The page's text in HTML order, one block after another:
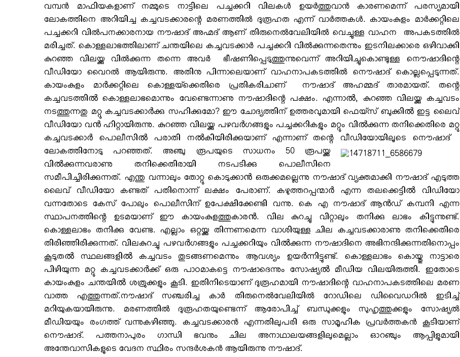
വമ്പന്‍ മാഫിയകളാണ് നമ്മുടെ നാട്ടിലെ പച്ചക്കറി വിലകള്‍ ഉയര്‍ത്തുവാന്‍ കാരണമെന്ന് പരസ്യമായി
ലോകത്തിനെ അറിയിച്ച കച്ചവടക്കാരന്റെ മരണത്തില്‍ ദുരൂഹത എന്ന് വാര്‍ത്തകള്‍. കായംകുളം മാര്‍ക്കറ്റിലെ
പച്ചക്കറി വില്‍പനക്കാരനായ നൗഷാദ് അഹ്മദ് ആണ് തിരുനെല്‍വേലിയില്‍ വെച്ചുള്ള വാഹന അപകടത്തില്‍
മരിച്ചത്. കൊള്ളലാഭത്തിലാണ് ചന്തയിലെ കച്ചവടക്കാര്‍ പച്ചക്കറി വില്‍ക്കുന്നതെന്നും ഇടനിലക്കാരെ ഒഴിവാക്കി
കുറഞ്ഞ വിലയ്ക്കു വില്‍ക്കുന്ന തന്നെ അവര്‍ ഭീഷണിപ്പെടുത്തുന്നുവെന്ന് അറിയിച്ചുകൊണ്ടുള്ള നൌഷാദിന്റെ
വീഡിയോ വൈറല്‍ ആയിരുന്നു. അതിനു പിന്നാലെയാണ് വാഹനാപകടത്തില്‍ നൌഷാദ് കൊല്ലപ്പെടുന്നത്.
കായംകുളം മാർക്കറ്റിലെ കൊള്ളയ്‌ക്കെതിരെ പ്രതികരിചാണ് നൗഷാദ് അഹമ്മദ് താരമായത്. തന്റെ
കച്ചവടത്തിൽ കൊള്ളലാഭമൊന്നും വേണ്ടെന്നാണു നൗഷാദിന്റെ പക്ഷം. എന്നാൽ, കുറഞ്ഞ വിലയ്ക്കു കച്ചവടം
നടത്തുന്നതു മറ്റു കച്ചവടക്കാർക്കു സഹിക്കുമോ? ഈ ചോദ്യത്തിന് ഉത്തരവുമായി ഫെയ്‌സ് ബുക്കിൽ ഇട്ട ലൈവ്
വീഡിയോ വൻ ഹിറ്റായിരുന്നു. കുറഞ്ഞ വിലയ്ക്കു പഴവർഗങ്ങളും പച്ചക്കറികളും മറ്റും വിൽക്കുന്ന തനിക്കെതിരെ മറ്റു
കച്ചവടക്കാർ പൊലീസിൽ പരാതി നൽകിയിരിക്കുയാണ് എന്നാണ് തന്റെ വീഡിയോയിലൂടെ നൌഷാദ്
ലോകത്തിനോടു പറഞ്ഞത്.അഞ്ചു രൂപയുടെ സാധനം 50 രൂപയ്ക്കു
വിൽക്കുന്നവരാണു തനിക്കെതിരായി നടപടിക്കു പൊലീസിനെ
സമീപിച്ചിരിക്കുന്നത്. എന്തു വന്നാലും തോറ്റു കൊടുക്കാൻ ഒരുക്കമല്ലെന്നു നൗഷാദ് വ്യക്തമാക്കി നൗഷാദ് എടുത്ത
ലൈവ് വീഡിയോ കണ്ടത് പതിനൊന്ന് ലക്ഷം പേരാണ്. കഴുത്തറപ്പന്മാർ എന്ന തലക്കെട്ടിൽ വിഡിയോ
വന്നതോടെ കേസ് പോലും പൊലീസിന് ഉപേക്ഷിക്കേണ്ടി വന്നു. കെ എ നൗഷാദ് ആൻഡ് കമ്പനി എന്ന
സ്ഥാപനത്തിന്റെ ഉടമയാണ് ഈ കായംകുളത്തുകാരൻ. വില കുറച്ചു വിറ്റാലും തനിക്കു ലാഭം കിട്ടുന്നുണ്ട്.
കൊള്ളലാഭം തനിക്കു വേണ്ട. എല്ലാം ഒറ്റയ്ക്കു തിന്നണമെന്ന വാശിയുള്ള ചില കച്ചവടക്കാരാണു തനിക്കെതിരെ
തിരിഞ്ഞിരിക്കുന്നത്. വിലകുറച്ചു പഴവർഗങ്ങളും പച്ചക്കറിയും വിൽക്കുന്ന നൗഷാദിനെ അഭിനന്ദിക്കുന്നതിനൊപ്പം
കൂടുതൽ സ്ഥലങ്ങളിൽ കച്ചവടം തുടങ്ങണമെന്നും ആവശ്യം ഉയർന്നിട്ടുണ്ട്. കൊള്ളലാഭം കൊയ്തു നാട്ടാരെ
പിഴിയുന്ന മറ്റു കച്ചവടക്കാർക്ക് ഒരു പാഠമാകട്ടെ നൗഷാദെന്നും സോഷ്യൽ മീഡിയ വിലയിരുത്തി. ഇതോടെ
കായംകുളം ചന്തയിൽ ശത്രുക്കളും കൂടി. ഇതിനിടെയാണ് ദുരൂഹമായി നൗഷാദിന്റെ വാഹനാപകടത്തിലെ മരണ
വാത്ത എത്തുന്നത്.നൗഷാദ് സഞ്ചരിച്ച കാര്‍ തിരുനെല്‍വേലിയില്‍ റോഡിലെ ഡിവൈഡറില്‍ ഇടിച്ച്
മറിയുകയായിരുന്നു. മരണത്തില്‍ ദുരൂഹതയുണ്ടെന്ന് ആരോപിച്ച് ബന്ധുക്കളും സുഹൃത്തുക്കളും സോഷ്യല്‍
മീഡിയയും രംഗത്ത് വന്നുകഴിഞ്ഞു. കച്ചവടക്കാരന്‍ എന്നതിലുപരി ഒരു സാമൂഹിക പ്രവര്‍ത്തകന്‍ കൂടിയാണ്
നൌഷാദ്. പത്തനാപുരം ഗാന്ധി ഭവനും ചില അനാഥാലയങ്ങളിലുമെല്ലാം ഓറഞ്ചും ആപ്പിളുമായി
അന്തേവാസികളുടെ വേദന സ്ഥിരം സന്ദര്‍ശകന്‍ ആയിരുന്നു നൗഷാദ്.